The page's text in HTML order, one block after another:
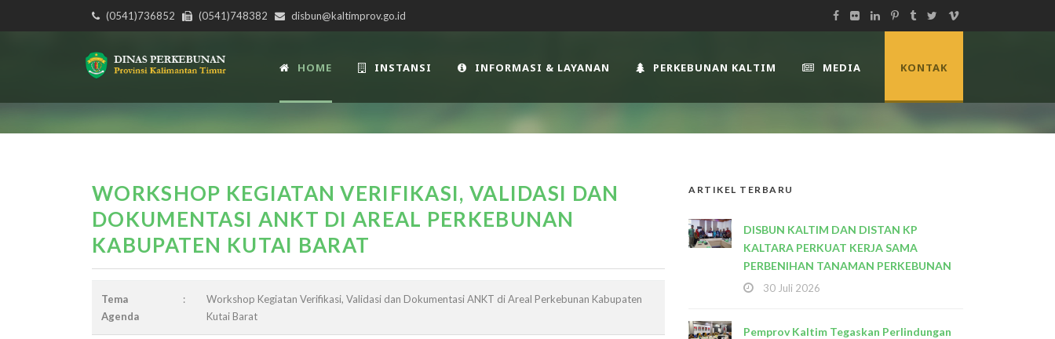
(0541)736852 (0541)748382 disbun@kaltimprov.go.id
HOME INSTANSI INFORMASI & LAYANAN PERKEBUNAN KALTIM MEDIA KONTAK
WORKSHOP KEGIATAN VERIFIKASI, VALIDASI DAN
DOKUMENTASI ANKT DI AREAL PERKEBUNAN
KABUPATEN KUTAI BARAT
Tema
Agenda
:
Workshop Kegiatan Verifikasi, Validasi dan Dokumentasi ANKT di Areal Perkebunan Kabupaten
Kutai Barat
ARTIKEL TERBARU
DISBUN KALTIM DAN DISTAN KP
KALTARA PERKUAT KERJA SAMA
PERBENIHAN TANAMAN PERKEBUNAN
30 Juli 2026
Pemprov Kaltim Tegaskan Perlindungan